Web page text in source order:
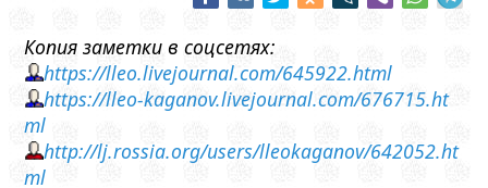
Копия заметки в соцсетях:
https://lleo.livejournal.com/645922.html
https://lleo-kaganov.livejournal.com/676715.ht
ml
http://lj.rossia.org/users/lleokaganov/642052.ht
ml